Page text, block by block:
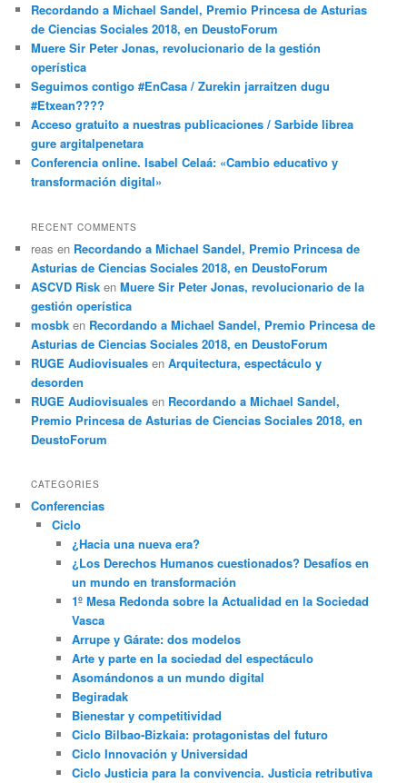
Recordando a Michael Sandel, Premio Princesa de Asturias
de Ciencias Sociales 2018, en DeustoForum
Muere Sir Peter Jonas, revolucionario de la gestión
operística
Seguimos contigo #EnCasa / Zurekin jarraitzen dugu
#Etxean????
Acceso gratuito a nuestras publicaciones / Sarbide librea
gure argitalpenetara
Conferencia online. Isabel Celaá: «Cambio educativo y
transformación digital»
RECENT COMMENTS
reas en Recordando a Michael Sandel, Premio Princesa de
Asturias de Ciencias Sociales 2018, en DeustoForum
ASCVD Risk enMuere Sir Peter Jonas, revolucionario de la
gestión operística
mosbk en Recordando a Michael Sandel, Premio Princesa de
Asturias de Ciencias Sociales 2018, en DeustoForum
RUGE Audiovisuales enArquitectura, espectáculo y
desorden
RUGE Audiovisuales en Recordando a Michael Sandel,
Premio Princesa de Asturias de Ciencias Sociales 2018, en
DeustoForum
CATEGORIES
Conferencias
Ciclo
¿Hacia una nueva era?
¿Los Derechos Humanos cuestionados? Desafíos en
un mundo en transformación
1º Mesa Redonda sobre la Actualidad en la Sociedad
Vasca
Arrupe y Gárate: dos modelos
Arte y parte en la sociedad del espectáculo
Asomándonos a un mundo digital
Begiradak
Bienestar y competitividad
Ciclo Bilbao-Bizkaia: protagonistas del futuro
Ciclo Innovación y Universidad
Ciclo Justicia para la convivencia. Justicia retributiva